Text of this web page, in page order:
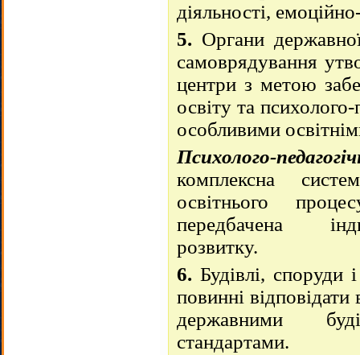
діяльності,
5. Органи
самоврядування
центри з метою
освіту та
особливими
Психолого-
комплексна
освітнього
передбачена
розвитку.
6. Будівлі, споруди
повинні
державними
стандартами.